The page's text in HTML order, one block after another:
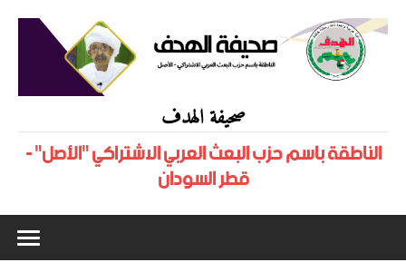
صحيفة الهدف
الناطقة باسم حزب البعث العربي الاشتراكي "الأصل" -
قطر السودان